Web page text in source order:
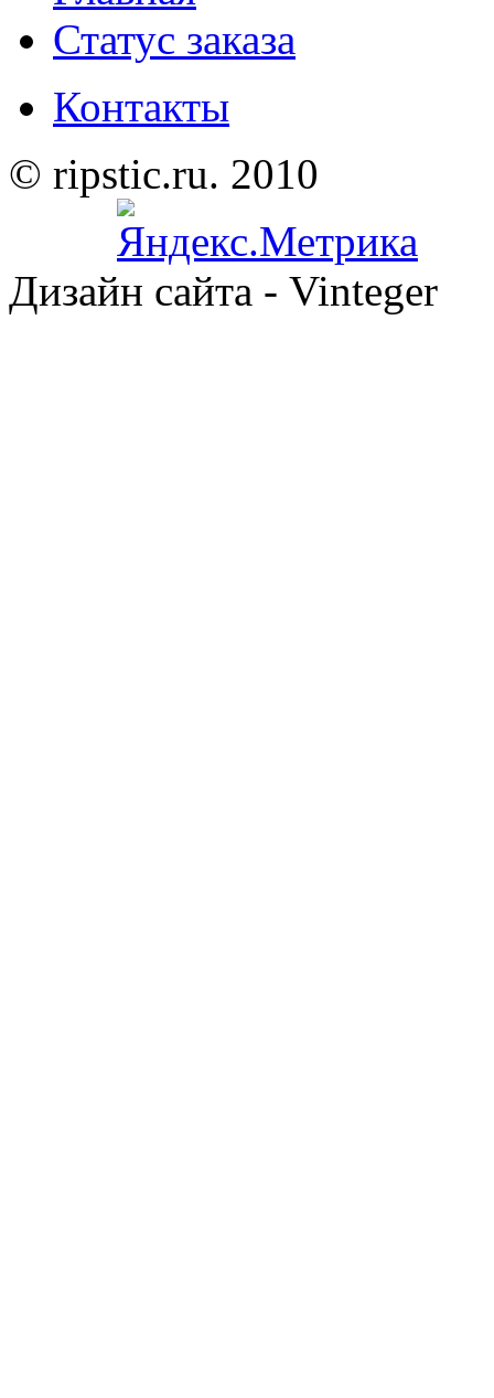
Статус заказа
Контакты
© ripstic.ru. 2010
Дизайн сайта - Vinteger